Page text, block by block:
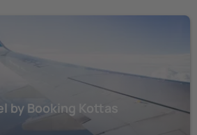
by Booking Kottas